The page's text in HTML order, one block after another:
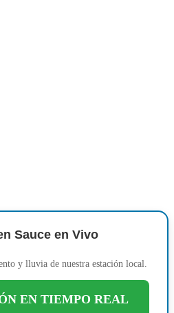
Sauce en Vivo
y lluvia de nuestra estación local.
EN TIEMPO REAL